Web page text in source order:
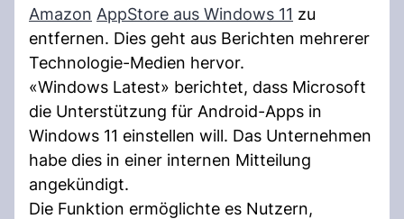
Amazon AppStore aus Windows 11 zu
entfernen. Dies geht aus Berichten mehrerer
Technologie-Medien hervor.
«Windows Latest» berichtet, dass Microsoft
die Unterstützung für Android-Apps in
Windows 11 einstellen will. Das Unternehmen
habe dies in einer internen Mitteilung
angekündigt.
Die Funktion ermöglichte es Nutzern,